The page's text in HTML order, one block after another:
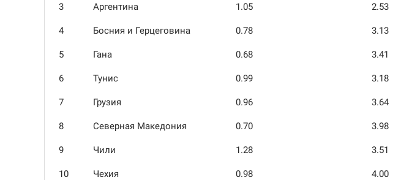
3 Аргентина 1.05 2.53
4 Босния и Герцеговина 0.78 3.13
5 Гана 0.68 3.41
6 Тунис 0.99 3.18
7 Грузия 0.96 3.64
8 Северная Македония 0.70 3.98
9 Чили 1.28 3.51
10 Чехия 0.98 4.00